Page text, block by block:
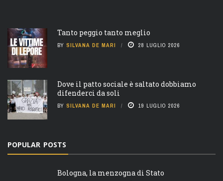
Tanto peggio tanto meglio
BY SILVANA DE MARI 28 LUGLIO 2026
Dove il patto sociale è saltato dobbiamo
difenderci da soli
BY SILVANA DE MARI 19 LUGLIO 2026
POPULAR POSTS
Bologna, la menzogna di Stato